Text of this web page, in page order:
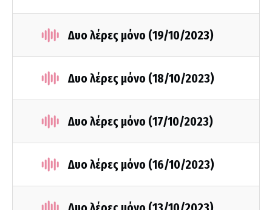
Δυο λέρες μόνο (19/10/2023)
Δυο λέρες μόνο (18/10/2023)
Δυο λέρες μόνο (17/10/2023)
Δυο λέρες μόνο (16/10/2023)